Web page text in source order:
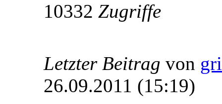
10332 Zugriffe
Letzter Beitrag von
26.09.2011 (15:19)